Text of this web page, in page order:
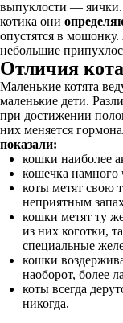
выпуклости — яички.
котика они
опустятся в
небольшие
Отличия
Маленькие котята
маленькие дети.
при достижении
них меняется
показали:
кошки наиболее
кошечка намного
коты метят свою
неприятным
кошки метят ту
из них коготки,
специальные
кошки
наоборот, более
коты всегда
никогда.